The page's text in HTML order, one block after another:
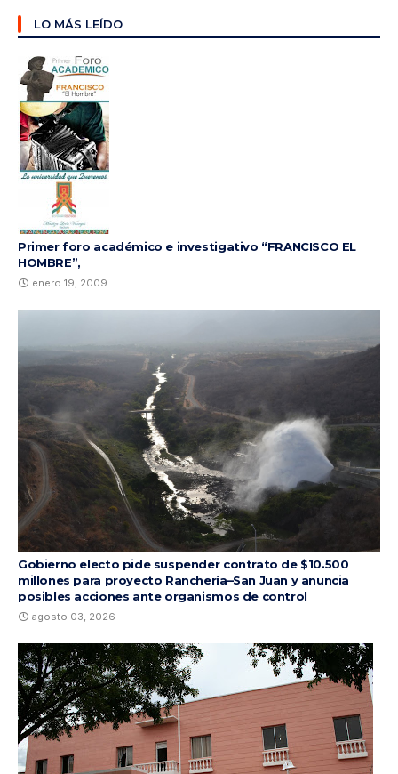
LO MÁS LEÍDO
Primer foro académico e investigativo “FRANCISCO EL
HOMBRE”,
enero 19, 2009
Gobierno electo pide suspender contrato de $10.500
millones para proyecto Ranchería–San Juan y anuncia
posibles acciones ante organismos de control
agosto 03, 2026